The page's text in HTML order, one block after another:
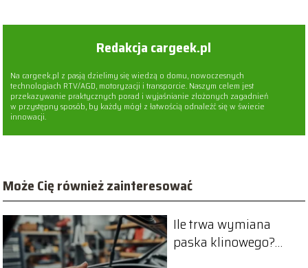
Redakcja cargeek.pl
Na cargeek.pl z pasją dzielimy się wiedzą o domu, nowoczesnych
technologiach RTV/AGD, motoryzacji i transporcie. Naszym celem jest
przekazywanie praktycznych porad i wyjaśnianie złożonych zagadnień
w przystępny sposób, by każdy mógł z łatwością odnaleźć się w świecie
innowacji.
Może Cię również zainteresować
Ile trwa wymiana
paska klinowego?